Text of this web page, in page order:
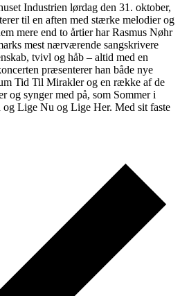
Industrien lørdag den 31. oktober,
til en aften med stærke melodier og
mere end to årtier har Rasmus Nøhr
mest nærværende sangskrivere
tvivl og håb – altid med en
præsenterer han både nye
Tid Til Mirakler og en række af de
og synger med på, som Sommer i
og Lige Nu og Lige Her. Med sit faste